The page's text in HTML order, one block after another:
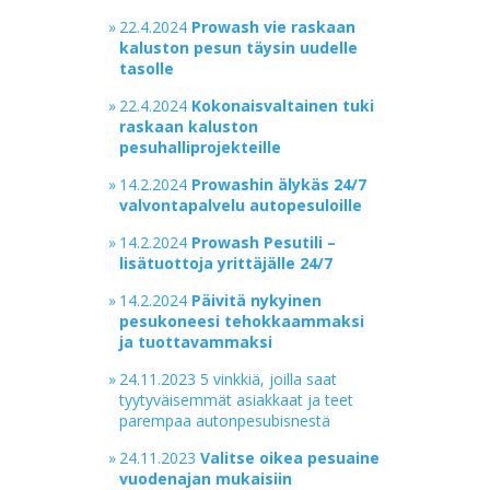
» 22.4.2024 Prowash vie raskaan
kaluston pesun täysin uudelle
tasolle
» 22.4.2024 Kokonaisvaltainen tuki
raskaan kaluston
pesuhalliprojekteille
» 14.2.2024 Prowashin älykäs 24/7
valvontapalvelu autopesuloille
» 14.2.2024 Prowash Pesutili –
lisätuottoja yrittäjälle 24/7
» 14.2.2024 Päivitä nykyinen
pesukoneesi tehokkaammaksi
ja tuottavammaksi
» 24.11.2023 5 vinkkiä, joilla saat
tyytyväisemmät asiakkaat ja teet
parempaa autonpesubisnestä
» 24.11.2023 Valitse oikea pesuaine
vuodenajan mukaisiin